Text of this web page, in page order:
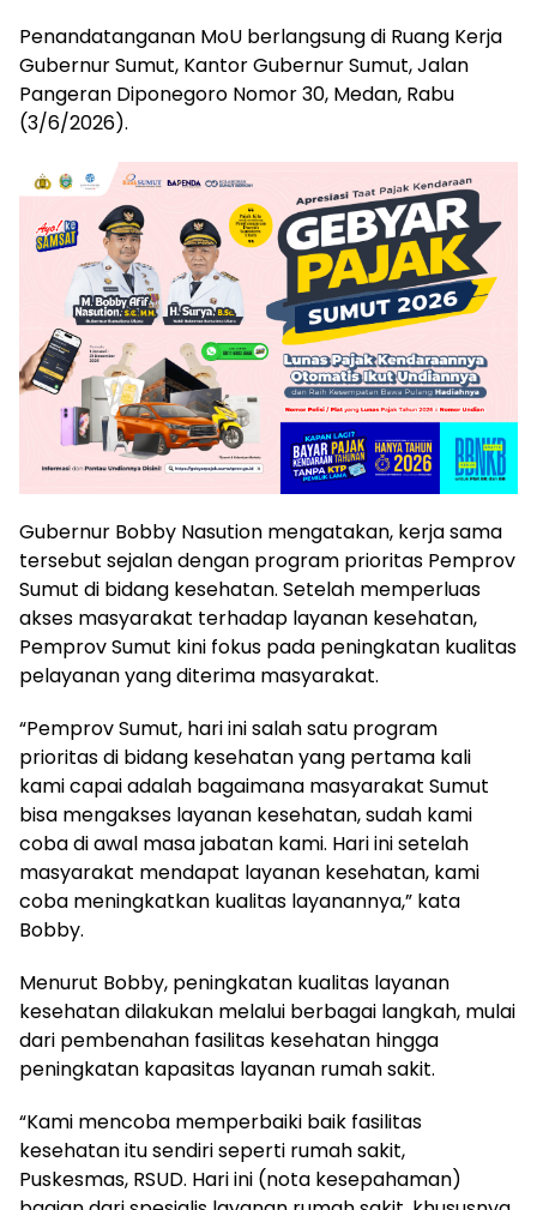
Penandatanganan MoU berlangsung di Ruang Kerja
Gubernur Sumut, Kantor Gubernur Sumut, Jalan
Pangeran Diponegoro Nomor 30, Medan, Rabu
(3/6/2026).
Gubernur Bobby Nasution mengatakan, kerja sama
tersebut sejalan dengan program prioritas Pemprov
Sumut di bidang kesehatan. Setelah memperluas
akses masyarakat terhadap layanan kesehatan,
Pemprov Sumut kini fokus pada peningkatan kualitas
pelayanan yang diterima masyarakat.
“Pemprov Sumut, hari ini salah satu program
prioritas di bidang kesehatan yang pertama kali
kami capai adalah bagaimana masyarakat Sumut
bisa mengakses layanan kesehatan, sudah kami
coba di awal masa jabatan kami. Hari ini setelah
masyarakat mendapat layanan kesehatan, kami
coba meningkatkan kualitas layanannya,” kata
Bobby.
Menurut Bobby, peningkatan kualitas layanan
kesehatan dilakukan melalui berbagai langkah, mulai
dari pembenahan fasilitas kesehatan hingga
peningkatan kapasitas layanan rumah sakit.
“Kami mencoba memperbaiki baik fasilitas
kesehatan itu sendiri seperti rumah sakit,
Puskesmas, RSUD. Hari ini (nota kesepahaman)